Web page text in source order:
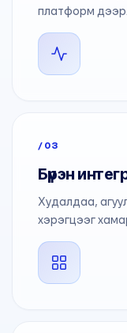
платформ дээр.
/03
Бүрэн
Худалдаа,
хэрэгцээг